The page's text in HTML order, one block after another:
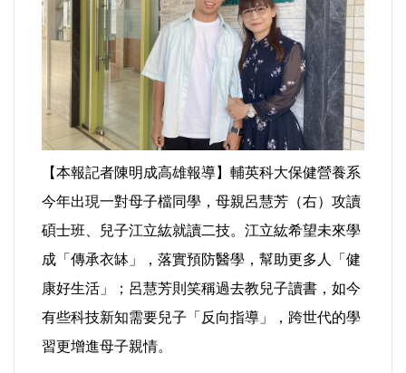
兩岸/大陸
婦女/孩童
健康/養生
命理/信仰/宗教/宮廟/教會
【本報記者陳明成高雄報導】輔英科大保健營養系
今年出現一對母子檔同學，母親呂慧芳（右）攻讀
碩士班、兒子江立紘就讀二技。江立紘希望未來學
成「傳承衣缽」，落實預防醫學，幫助更多人「健
康好生活」；呂慧芳則笑稱過去教兒子讀書，如今
有些科技新知需要兒子「反向指導」，跨世代的學
習更增進母子親情。